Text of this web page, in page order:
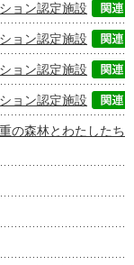
ョン認定施設
ョン認定施設
ョン認定施設
ョン認定施設
の森林とわたしたち